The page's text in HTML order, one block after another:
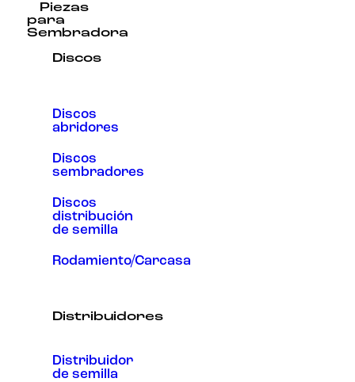
Piezas
para
Sembradora
Discos
Discos
abridores
Discos
sembradores
Discos
distribución
de semilla
Rodamiento/Carcasa
Distribuidores
Distribuidor
de semilla